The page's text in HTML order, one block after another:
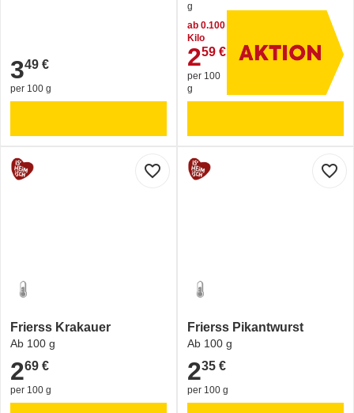
3,49 €
349 €
per 100 g
g
ab 0.100
Kilo
2,59 €
259 €
per 100
g
favorite_border
Frierss Krakauer
Ab 100 g
2,69 €
269 €
per 100 g
favorite_border
Frierss Pikantwurst
Ab 100 g
2,35 €
235 €
per 100 g